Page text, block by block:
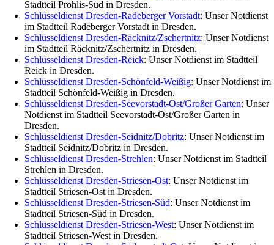
Stadtteil Prohlis-Süd in Dresden.
Schlüsseldienst Dresden-Radeberger Vorstadt: Unser Notdienst
im Stadtteil Radeberger Vorstadt in Dresden.
Schlüsseldienst Dresden-Räcknitz/Zschertnitz: Unser Notdienst
im Stadtteil Räcknitz/Zschertnitz in Dresden.
Schlüsseldienst Dresden-Reick: Unser Notdienst im Stadtteil
Reick in Dresden.
Schlüsseldienst Dresden-Schönfeld-Weißig: Unser Notdienst im
Stadtteil Schönfeld-Weißig in Dresden.
Schlüsseldienst Dresden-Seevorstadt-Ost/Großer Garten: Unser
Notdienst im Stadtteil Seevorstadt-Ost/Großer Garten in
Dresden.
Schlüsseldienst Dresden-Seidnitz/Dobritz: Unser Notdienst im
Stadtteil Seidnitz/Dobritz in Dresden.
Schlüsseldienst Dresden-Strehlen: Unser Notdienst im Stadtteil
Strehlen in Dresden.
Schlüsseldienst Dresden-Striesen-Ost: Unser Notdienst im
Stadtteil Striesen-Ost in Dresden.
Schlüsseldienst Dresden-Striesen-Süd: Unser Notdienst im
Stadtteil Striesen-Süd in Dresden.
Schlüsseldienst Dresden-Striesen-West: Unser Notdienst im
Stadtteil Striesen-West in Dresden.